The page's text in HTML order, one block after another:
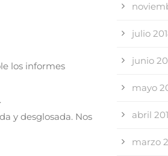
los informes
y desglosada. Nos
julio
junio
mayo
abril
marzo